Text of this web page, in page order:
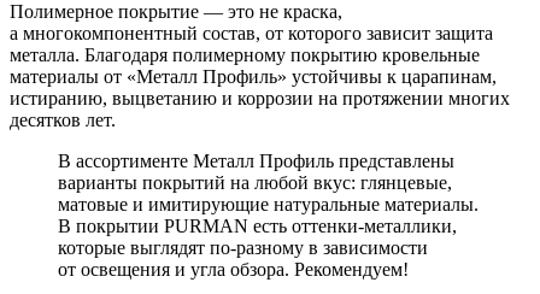
Полимерное покрытие — это не краска,
а многокомпонентный состав, от которого зависит защита
металла. Благодаря полимерному покрытию кровельные
материалы от «Металл Профиль» устойчивы к царапинам,
истиранию, выцветанию и коррозии на протяжении многих
десятков лет.
В ассортименте Металл Профиль представлены
варианты покрытий на любой вкус: глянцевые,
матовые и имитирующие натуральные материалы.
В покрытии PURMAN есть оттенки-металлики,
которые выглядят по-разному в зависимости
от освещения и угла обзора. Рекомендуем!